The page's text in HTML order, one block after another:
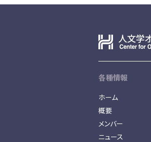
各種情報
ホーム
概要
メンバー
ニュース